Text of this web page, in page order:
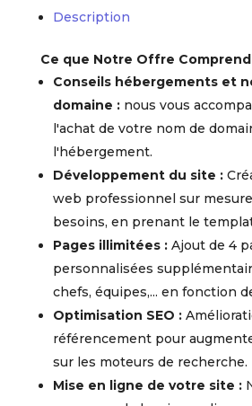
Description
Ce que Notre Offre
Conseils hébergements et
domaine : nous vous
l'achat de votre nom de
l'hébergement.
Développement du site :
web professionnel sur
besoins, en prenant le
Pages illimitées :Ajout de 4
personnalisées
chefs, équipes,... en fonction
Optimisation SEO :
référencement pour
sur les moteurs de recherche.
Mise en ligne de votre site :